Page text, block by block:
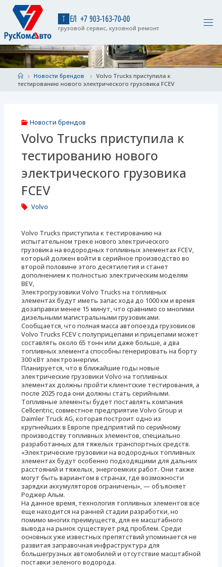
content
Т ЕЛ +7 903-163-70-00
грузовой сервис, кузовной ремонт
HomeНовости брендов
Volvo Trucks приступила к
тестированию нового электрического грузовика FCEV
Новости брендов
Volvo Trucks приступила к
тестированию нового
электрического грузовика
FCEV
Volvo
Volvo Trucks приступила к тестированию на
испытательном треке нового электрического
грузовика на водородных топливных элементах FCEV,
который должен войти в серийное производство во
второй половине этого десятилетия и станет
дополнением к полностью электрическим моделям
BEV,
Электрогрузовики Volvo Trucks на топливных
элементах будут иметь запас хода до 1000 км и время
дозаправки менее 15 минут, что сравнимо со многими
дизельными магистральными грузовиками.
Сообщается, что полная масса автопоезда грузовиков
Volvo Trucks FCEV с полуприцепами и прицепами может
составлять около 65 тонн или даже больше, а два
топливных элемента способны генерировать на борту
300 кВт электроэнергии.
Планируется, что в ближайшие годы новые
электрические грузовики Volvo на топливных
элементах должны пройти клиентские тестирования, а
после 2025 года они должны стать серийными.
Топливные элементы будет поставлять компания
Cellcentric, совместное предприятие Volvo Group и
Daimler Truck AG, которая построит одно из
крупнейших в Европе предприятий по серийному
производству топливных элементов, специально
разработанных для тяжелых транспортных средств.
«Электрические грузовики на водородных топливных
элементах будут особенно подходящими для дальних
расстояний и тяжелых, энергоемких работ. Они также
могут быть вариантом в странах, где возможности
зарядки аккумуляторов ограничены», — объясняет
Роджер Альм.
На данное время, технология топливных элементов все
еще находится на ранней стадии разработки, но
помимо многих преимуществ, для ее масштабного
вывода на рынок существует ряд проблем. Среди
основных уже известных препятствий упоминается не
развитая заправочная инфраструктура для
большегрузных автомобилей и отсутствие масштабной
поставки зеленого водорода.